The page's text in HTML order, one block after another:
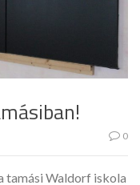
0
tamási Waldorf iskola